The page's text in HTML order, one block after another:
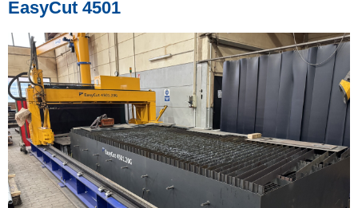
EasyCut 4501